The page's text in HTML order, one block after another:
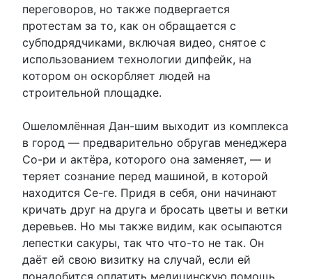
переговоров, но также подвергается
протестам за то, как он обращается с
субподрядчиками, включая видео, снятое с
использованием технологии дипфейк, на
котором он оскорбляет людей на
строительной площадке.
Ошеломлённая Дан-шим выходит из комплекса
в город — предварительно обругав менеджера
Со-ри и актёра, которого она заменяет, — и
теряет сознание перед машиной, в которой
находится Се-ге. Придя в себя, они начинают
кричать друг на друга и бросать цветы и ветки
деревьев. Но мы также видим, как осыпаются
лепестки сакуры, так что что-то не так. Он
даёт ей свою визитку на случай, если ей
понадобится оплатить медицинскую помощь.